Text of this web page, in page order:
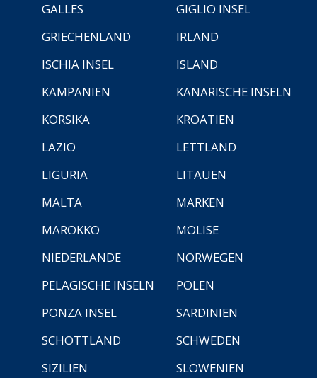
GALLES
GIGLIO INSEL
GRIECHENLAND
IRLAND
ISCHIA INSEL
ISLAND
KAMPANIEN
KANARISCHE INSELN
KORSIKA
KROATIEN
LAZIO
LETTLAND
LIGURIA
LITAUEN
MALTA
MARKEN
MAROKKO
MOLISE
NIEDERLANDE
NORWEGEN
PELAGISCHE INSELN
POLEN
PONZA INSEL
SARDINIEN
SCHOTTLAND
SCHWEDEN
SIZILIEN
SLOWENIEN